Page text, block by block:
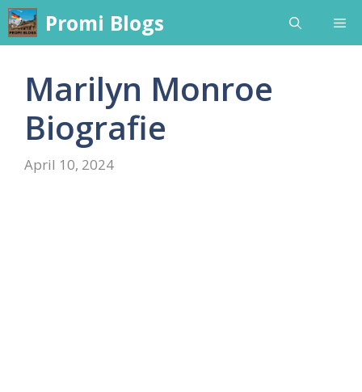
Skip
to
content
Promi Blogs
Marilyn Monroe
Biografie
April 10, 2024